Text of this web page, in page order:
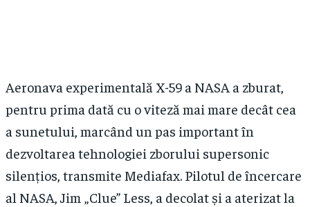
Aeronava experimentală X-59 a NASA a zburat,
pentru prima dată cu o viteză mai mare decât cea
a sunetului, marcând un pas important în
dezvoltarea tehnologiei zborului supersonic
silențios, transmite Mediafax. Pilotul de încercare
al NASA, Jim „Clue” Less, a decolat și a aterizat la